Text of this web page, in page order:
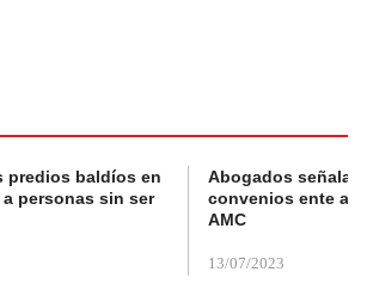
predios baldíos en
a personas sin ser
Abogados
convenios ente
AMC
13/07/2023